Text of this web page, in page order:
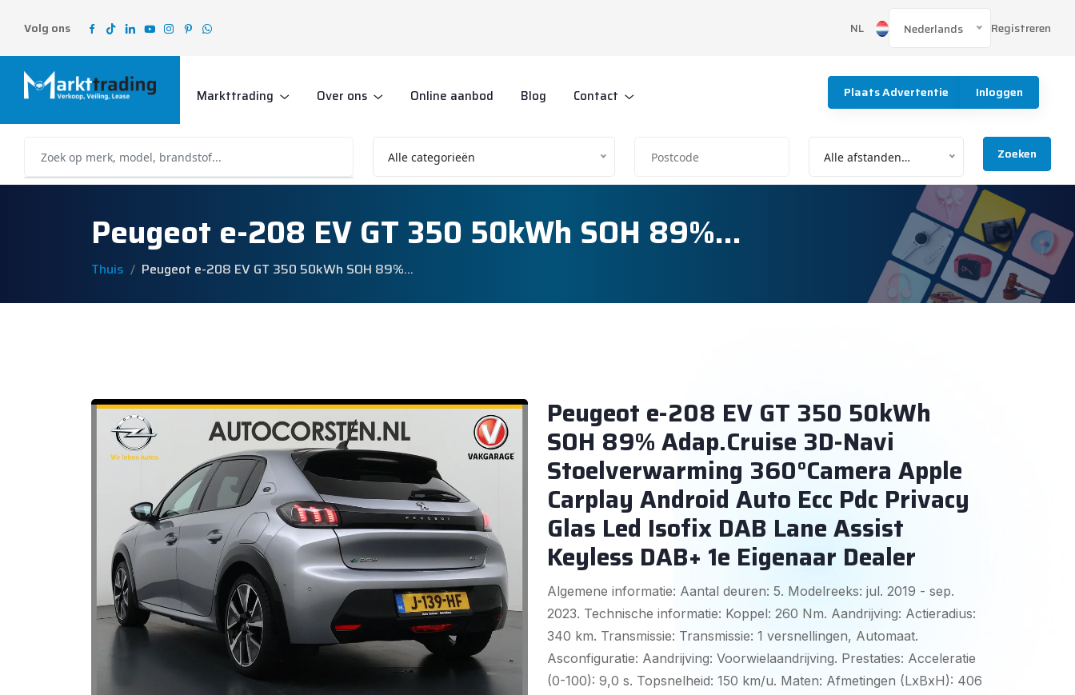
Volg ons NL Nederlands Registreren
Markttrading Over ons Online aanbod Blog Contact Plaats Advertentie Inloggen
Alle categorieën Alle afstanden… Zoeken
Peugeot e-208 EV GT 350 50kWh SOH 89%…
Thuis Peugeot e-208 EV GT 350 50kWh SOH 89%…
Peugeot e-208 EV GT 350 50kWh
SOH 89% Adap.Cruise 3D-Navi
Stoelverwarming 360°Camera Apple
Carplay Android Auto Ecc Pdc Privacy
Glas Led Isofix DAB Lane Assist
Keyless DAB+ 1e Eigenaar Dealer
Algemene informatie: Aantal deuren: 5. Modelreeks: jul. 2019 - sep.
2023. Technische informatie: Koppel: 260 Nm. Aandrijving: Actieradius:
340 km. Transmissie: Transmissie: 1 versnellingen, Automaat.
Asconfiguratie: Aandrijving: Voorwielaandrijving. Prestaties: Acceleratie
(0-100): 9,0 s. Topsnelheid: 150 km/u. Maten: Afmetingen (LxBxH): 406